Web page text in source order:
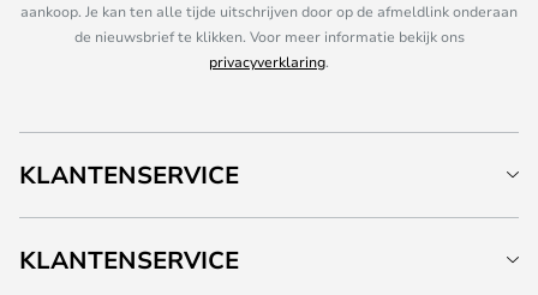
aankoop. Je kan ten alle tijde uitschrijven door op de afmeldlink onderaan
de nieuwsbrief te klikken. Voor meer informatie bekijk ons
privacyverklaring.
KLANTENSERVICE
KLANTENSERVICE